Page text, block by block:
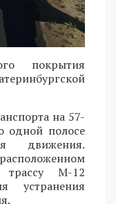
покрытия
на 57-
одной полосе
движения.
трассу М-12
устранения